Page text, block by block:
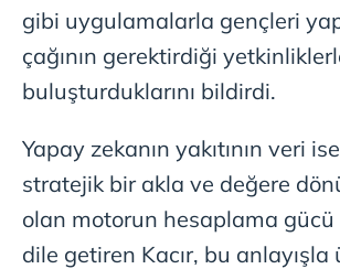
gibi uygulamalarla gençleri
çağının gerektirdiği
buluşturduklarını bildirdi.
Yapay zekanın yakıtının veri
stratejik bir akla ve değere
olan motorun hesaplama
dile getiren Kacır, bu anlayışla